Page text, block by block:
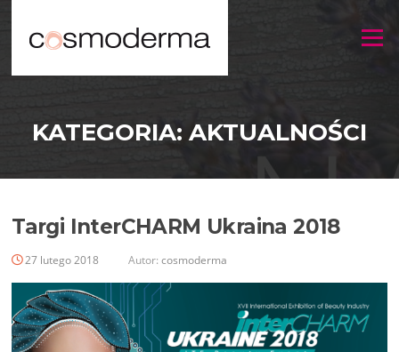
Menu
KATEGORIA: AKTUALNOŚCI
Targi InterCHARM Ukraina 2018
27 lutego 2018 Autor:cosmoderma